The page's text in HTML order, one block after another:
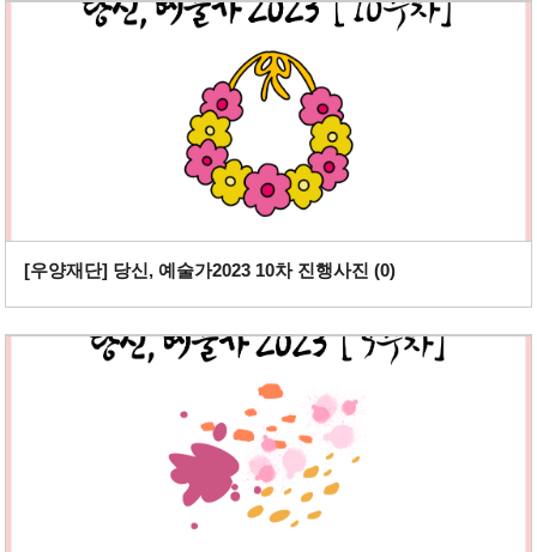
[우양재단] 당신, 예술가2023 10차 진행사진 (0)